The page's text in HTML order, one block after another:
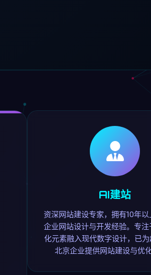
AI建站
资深网站建设专家，拥有10年
企业网站设计与开发经验。专
化元素融入现代数字设计，已
北京企业提供网站建设与优化